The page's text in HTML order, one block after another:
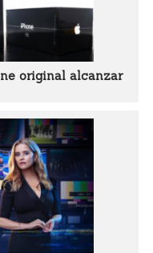
original alcanzar